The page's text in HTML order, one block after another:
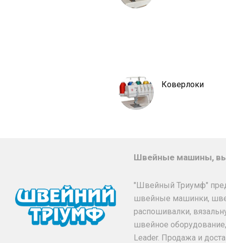
Коверлоки
Швейные машины,
"Швейный Триумф"
швейные машинки,
распошивалки,
швейное
Leader. Продажа и